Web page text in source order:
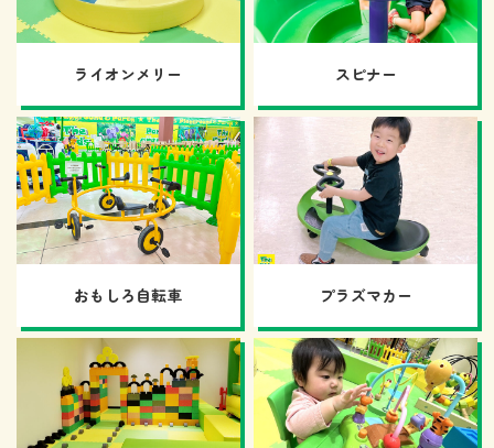
ライオンメリー スピナー
おもしろ自転車 プラズマカー